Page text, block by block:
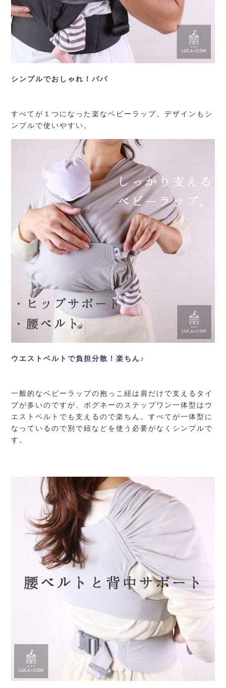
シンプルでおしゃれ！パパ
すべてが１つになった楽なベビーラップ。デザインもシ
ンプルで使いやすい。
ウエストベルトで負担分散！楽ちん♪
一般的なベビーラップの抱っこ紐は肩だけで支えるタイ
プが多いのですが、ポグネーのステップワン一体型はウ
エストベルトでも支えるので楽ちん。すべてが一体型に
なっているので別で紐などを使う必要がなくシンプルで
す。